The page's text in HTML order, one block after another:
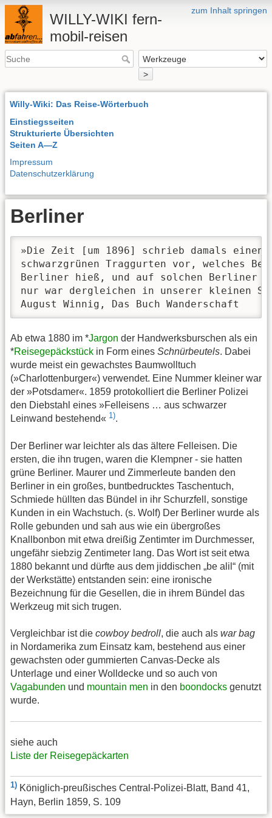
zum Inhalt springen
WILLY-WIKI fern-
mobil-reisen
>
Willy-Wiki: Das Reise-Wörterbuch
Einstiegsseiten
Strukturierte Übersichten
Seiten A—Z
Impressum
Datenschutzerklärung
Berliner
»Die Zeit [um 1896] schrieb damals einen
schwarzgrünen Traggurten vor, welches
Berliner hieß, und auf solchen Berliner
nur war dergleichen in unserer kleinen
August Winnig, Das Buch Wanderschaft
Ab etwa 1880 im *Jargon der Handwerksburschen als ein
*Reisegepäckstück in Form eines Schnürbeutels. Dabei
wurde meist ein gewachstes Baumwolltuch
(»Charlottenburger«) verwendet. Eine Nummer kleiner war
der »Potsdamer«. 1859 protokolliert die Berliner Polizei
den Diebstahl eines »Felleisens … aus schwarzer
Leinwand bestehend« 1).
Der Berliner war leichter als das ältere Felleisen. Die
ersten, die ihn trugen, waren die Klempner - sie hatten
grüne Berliner. Maurer und Zimmerleute banden den
Berliner in ein großes, buntbedrucktes Taschentuch,
Schmiede hüllten das Bündel in ihr Schurzfell, sonstige
Kunden in ein Wachstuch. (s. Wolf) Der Berliner wurde als
Rolle gebunden und sah aus wie ein übergroßes
Knallbonbon mit etwa dreißig Zentimter im Durchmesser,
ungefähr siebzig Zentimeter lang. Das Wort ist seit etwa
1880 bekannt und dürfte aus dem jiddischen „be alil“ (mit
der Werkstätte) entstanden sein: eine ironische
Bezeichnung für die Gesellen, die in ihrem Bündel das
Werkzeug mit sich trugen.
Vergleichbar ist die cowboy bedroll, die auch als war bag
in Nordamerika zum Einsatz kam, bestehend aus einer
gewachsten oder gummierten Canvas-Decke als
Unterlage und einer Wolldecke und so auch von
Vagabunden und mountain men in den boondocks genutzt
wurde.
siehe auch
Liste der Reisegepäckarten
1) Königlich-preußisches Central-Polizei-Blatt, Band 41,
Hayn, Berlin 1859, S. 109